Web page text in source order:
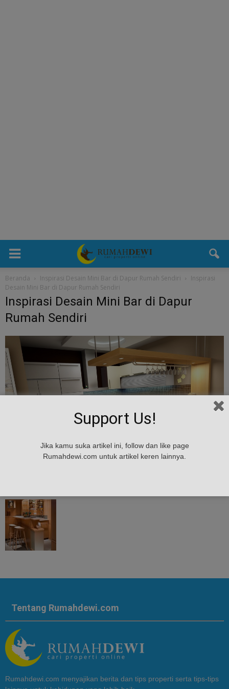
Beranda Inspirasi Desain Mini Bar di Dapur Rumah Sendiri
Inspirasi
Desain Mini Bar di Dapur Rumah Sendiri
Inspirasi Desain Mini Bar di Dapur
Rumah Sendiri
Tentang Rumahdewi.com
Rumahdewi.com menyajikan berita dan tips properti serta tips-tips
Support Us!
Jika kamu suka artikel ini, follow dan like page
Rumahdewi.com untuk artikel keren lainnya.